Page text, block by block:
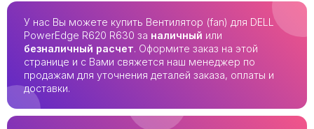
У нас Вы можете купить Вентилятор (fan) для DELL
PowerEdge R620 R630 за наличный или
безналичный расчет. Оформите заказ на этой
странице и с Вами свяжется наш менеджер по
продажам для уточнения деталей заказа, оплаты и
доставки.